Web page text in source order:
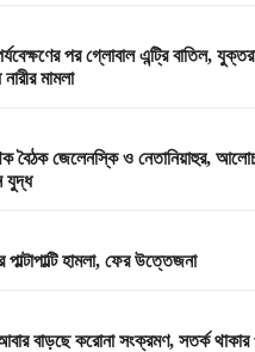
পর গ্লোবাল এন্ট্রি বাতিল,
মামলা
বৈঠক জেলেনস্কি ও নেতানিয়াহুর,
যুদ্ধ
পাল্টাপাল্টি হামলা, ফের উত্তেজনা
বাড়ছে করোনা সংক্রমণ, সতর্ক থাকার